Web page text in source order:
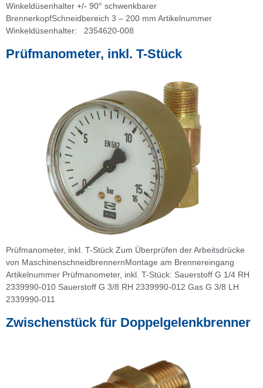
Winkeldüsenhalter +/- 90° schwenkbarer
BrennerkopfSchneidbereich 3 – 200 mm Artikelnummer
Winkeldüsenhalter: 2354620-008
Prüfmanometer, inkl. T-Stück
Prüfmanometer, inkl. T-Stück Zum Überprüfen der Arbeitsdrücke
von MaschinenschneidbrennernMontage am Brennereingang
Artikelnummer Prüfmanometer, inkl. T-Stück: Sauerstoff G 1/4 RH
2339990-010 Sauerstoff G 3/8 RH 2339990-012 Gas G 3/8 LH
2339990-011
Zwischenstück für Doppelgelenkbrenner